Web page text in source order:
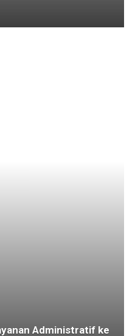
Administratif ke